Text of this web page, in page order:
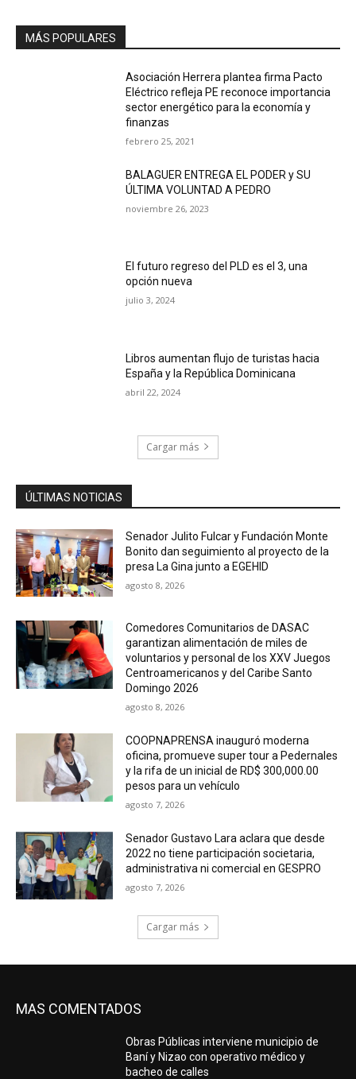
MÁS POPULARES
Asociación Herrera plantea firma Pacto
Eléctrico refleja PE reconoce importancia
sector energético para la economía y
finanzas
febrero 25, 2021
BALAGUER ENTREGA EL PODER y SU
ÚLTIMA VOLUNTAD A PEDRO
noviembre 26, 2023
El futuro regreso del PLD es el 3, una
opción nueva
julio 3, 2024
Libros aumentan flujo de turistas hacia
España y la República Dominicana
abril 22, 2024
Cargar más
ÚLTIMAS NOTICIAS
Senador Julito Fulcar y Fundación Monte
Bonito dan seguimiento al proyecto de la
presa La Gina junto a EGEHID
agosto 8, 2026
Comedores Comunitarios de DASAC
garantizan alimentación de miles de
voluntarios y personal de los XXV Juegos
Centroamericanos y del Caribe Santo
Domingo 2026
agosto 8, 2026
COOPNAPRENSA inauguró moderna
oficina, promueve super tour a Pedernales
y la rifa de un inicial de RD$ 300,000.00
pesos para un vehículo
agosto 7, 2026
Senador Gustavo Lara aclara que desde
2022 no tiene participación societaria,
administrativa ni comercial en GESPRO
agosto 7, 2026
Cargar más
MAS COMENTADOS
Obras Públicas interviene municipio de
Baní y Nizao con operativo médico y
bacheo de calles